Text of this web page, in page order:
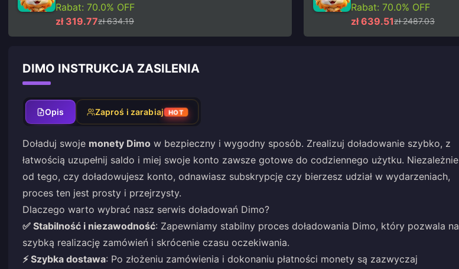
Rabat: 70.0% OFF
zł 319.77zł 634.19
Rabat: 70.0% OFF
zł 639.51zł 2487.03
DIMO INSTRUKCJA ZASILENIA
Opis Zaproś i zarabiaj HOT
Doładuj swoje monety Dimo w bezpieczny i wygodny sposób. Zrealizuj doładowanie szybko, z
łatwością uzupełnij saldo i miej swoje konto zawsze gotowe do codziennego użytku. Niezależnie
od tego, czy doładowujesz konto, odnawiasz subskrypcję czy bierzesz udział w wydarzeniach,
proces ten jest prosty i przejrzysty.
Dlaczego warto wybrać nasz serwis doładowań Dimo?
✅ Stabilność i niezawodność: Zapewniamy stabilny proces doładowania Dimo, który pozwala na
szybką realizację zamówień i skrócenie czasu oczekiwania.
⚡ Szybka dostawa: Po złożeniu zamówienia i dokonaniu płatności monety są zazwyczaj